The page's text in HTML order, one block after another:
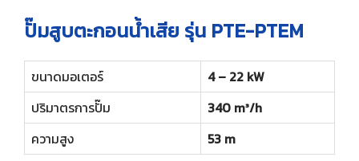
ปั๊มสูบตะกอนน้ำเสีย รุ่น PTE-PTEM
ขนาดมอเตอร์
4 – 22 kW
ปริมาตรการปั๊ม
340 m³/h
ความสูง
53 m